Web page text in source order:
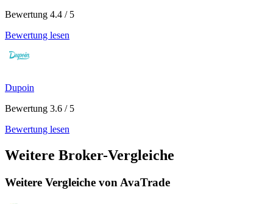
Bewertung 4.4 / 5
Bewertung lesen
Dupoin
Bewertung 3.6 / 5
Bewertung lesen
Weitere Broker-Vergleiche
Weitere Vergleiche von AvaTrade